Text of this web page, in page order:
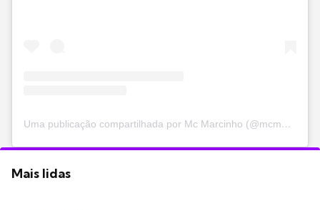
Uma publicação compartilhada por Mc Marcinho (@mcmarcinho)
Mais lidas